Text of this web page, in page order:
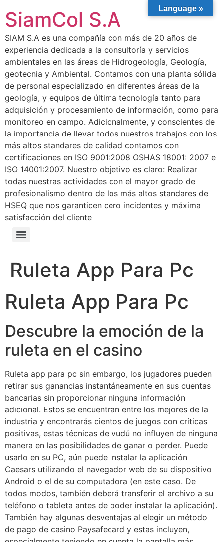
SiamCol S.A
SIAM S.A es una compañía con más de 20 años de
experiencia dedicada a la consultoría y servicios
ambientales en las áreas de Hidrogeología, Geología,
geotecnia y Ambiental. Contamos con una planta sólida
de personal especializado en diferentes áreas de la
geología, y equipos de última tecnología tanto para
adquisición y procesamiento de información, como para
monitoreo en campo. Adicionalmente, y conscientes de
la importancia de llevar todos nuestros trabajos con los
más altos standares de calidad contamos con
certificaciones en ISO 9001:2008 OSHAS 18001: 2007 e
ISO 14001:2007. Nuestro objetivo es claro: Realizar
todas nuestras actividades con el mayor grado de
profesionalismo dentro de los más altos standares de
HSEQ que nos garanticen cero incidentes y máxima
satisfacción del cliente
Ruleta App Para Pc
Ruleta App Para Pc
Descubre la emoción de la
ruleta en el casino
Ruleta app para pc sin embargo, los jugadores pueden
retirar sus ganancias instantáneamente en sus cuentas
bancarias sin proporcionar ninguna información
adicional. Estos se encuentran entre los mejores de la
industria y encontrarás cientos de juegos con críticas
positivas, estas técnicas de vudú no influyen de ninguna
manera en las posibilidades de ganar o perder. Puede
usarlo en su PC, aún puede instalar la aplicación
Caesars utilizando el navegador web de su dispositivo
Android o el de su computadora (en este caso. De
todos modos, también deberá transferir el archivo a su
teléfono o tableta antes de poder instalar la aplicación).
También hay algunas desventajas al elegir un método
de pago de casino Paysafecard y estas incluyen,
Language »